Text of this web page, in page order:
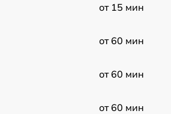
от 15 мин
от 60 мин
от 60 мин
от 60 мин